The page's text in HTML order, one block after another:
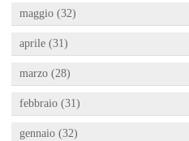
maggio (32)
aprile (31)
marzo (28)
febbraio (31)
gennaio (32)